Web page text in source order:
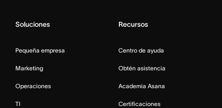
Soluciones
Pequeña empresa
Marketing
Operaciones
TI
Recursos
Centro de ayuda
Obtén asistencia
Academia Asana
Certificaciones